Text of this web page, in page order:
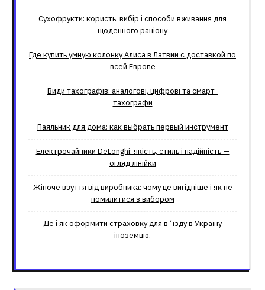
Сухофрукти: користь, вибір і способи вживання для
щоденного раціону
Где купить умную колонку Алиса в Латвии с доставкой по
всей Европе
Види тахографів: аналогові, цифрові та смарт-
тахографи
Паяльник для дома: как выбрать первый инструмент
Електрочайники DeLonghi: якість, стиль і надійність —
огляд лінійки
Жіноче взуття від виробника: чому це вигідніше і як не
помилитися з вибором
Де і як оформити страховку для вʼїзду в Україну
іноземцю.